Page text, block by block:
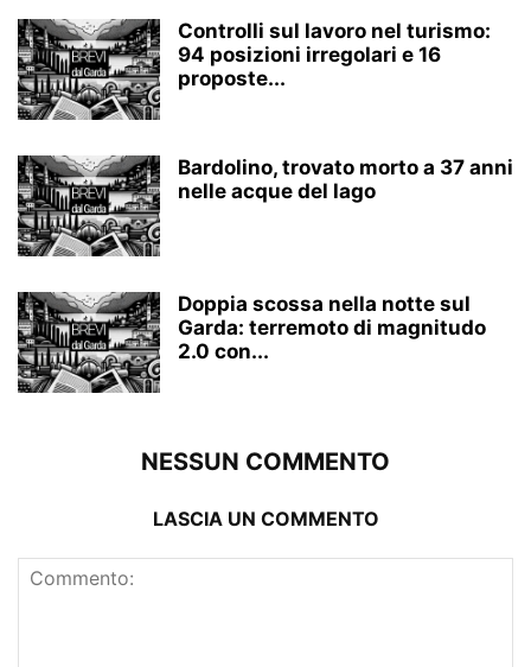
Controlli sul lavoro nel turismo:
94 posizioni irregolari e 16
proposte...
Bardolino, trovato morto a 37 anni
nelle acque del lago
Doppia scossa nella notte sul
Garda: terremoto di magnitudo
2.0 con...
NESSUN COMMENTO
LASCIA UN COMMENTO